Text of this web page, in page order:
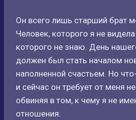
Он всего лишь старший брат
Человек, которого я не
которого не знаю. День
должен был стать началом
наполненной счастьем. Но
и сейчас он требует от меня
обвиняя в том, к чему я не
отношения.